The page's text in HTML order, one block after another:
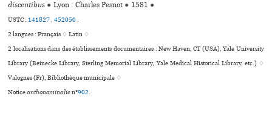
discentibus ● Lyon : Charles Pesnot ● 1581 ●
USTC : 141827,452050.
2 langues :Français ♢Latin ♢
2 localisations dans des établissements documentaires : New Haven, CT (USA), Yale University
Library (Beinecke Library, Sterling Memorial Library, Yale Medical Historical Library, etc.) ♢
Valognes (Fr), Bibliothèque muni­ci­pale ♢
Noticeanthonominalien°902.